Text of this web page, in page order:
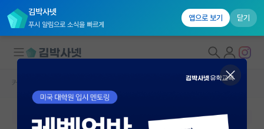
김박사넷
푸시 알림으로 소식을 빠르게
앱으로 보기 닫기
대학원생 모집
국내대학원 정보
커뮤니티 홈
본문이 수정되지 않는 박제글입니다.